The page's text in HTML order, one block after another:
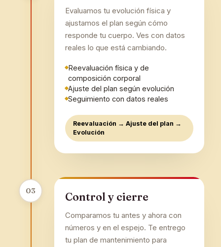
Evaluamos tu evolución física y
ajustamos el plan según cómo
responde tu cuerpo. Ves con datos
reales lo que está cambiando.
Reevaluación física y de
composición corporal
Ajuste del plan según evolución
Seguimiento con datos reales
Reevaluación → Ajuste del plan →
Evolución
03 Control y cierre
Comparamos tu antes y ahora con
números y en el espejo. Te entrego
tu plan de mantenimiento para